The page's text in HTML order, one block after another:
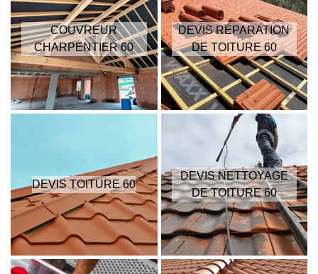
COUVREUR
CHARPENTIER 60
DEVIS RÉPARATION
DE TOITURE 60
DEVIS TOITURE 60
DEVIS NETTOYAGE
DE TOITURE 60